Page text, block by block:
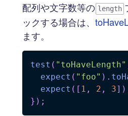
配列や文字数等の length
ックする場合は、
ます。
test ( "toHaveLength"
expect ( "foo" ) .
expect ( [ 1 , 2 , 3] )
} ) ;